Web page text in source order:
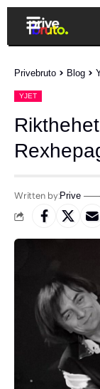
Privebruto > Blog >
YJET
Written by:Prive